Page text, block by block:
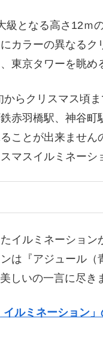
級となる高さ12ｍ
カラーの異なるク
東京タワーを眺め
らクリスマス頃
赤羽橋駅、神谷町
ことが出来ません
マスイルミネーシ
イルミネーション
は『アジュール
しいの一言に尽き
ルミネーション